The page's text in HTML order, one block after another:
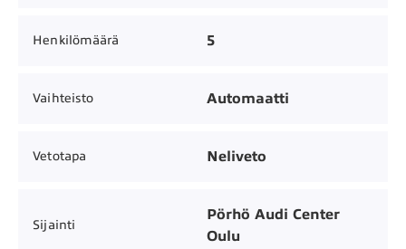
Henkilömäärä 5
Vaihteisto Automaatti
Vetotapa Neliveto
Sijainti
Pörhö Audi Center
Oulu